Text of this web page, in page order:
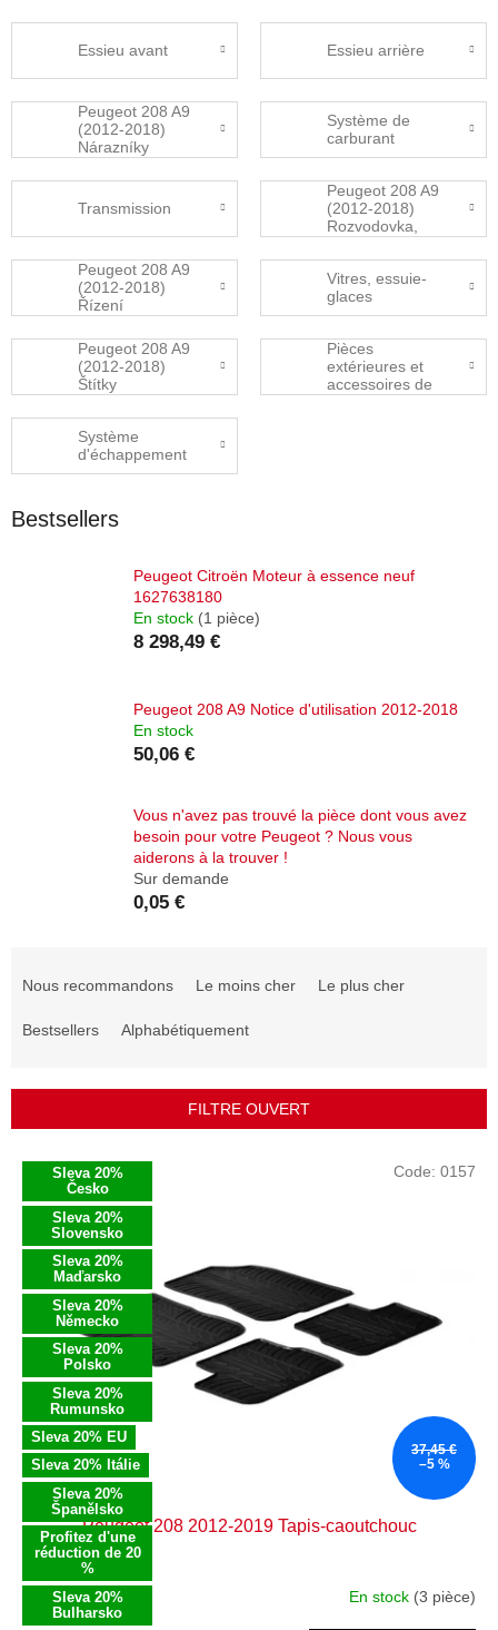
Essieu avant Essieu arrière
Peugeot 208 A9
(2012-2018)
Nárazníky
Système de
carburant
Transmission
Peugeot 208 A9
(2012-2018)
Rozvodovka,
převodovka
Peugeot 208 A9
(2012-2018)
Řízení
Vitres, essuie-
glaces
Peugeot 208 A9
(2012-2018)
Štítky
Pièces
extérieures et
accessoires de
Système
d'échappement
Bestsellers
Peugeot Citroën Moteur à essence neuf
1627638180
En stock (1 pièce)
8 298,49 €
Peugeot 208 A9 Notice d'utilisation 2012-2018
En stock
50,06 €
Vous n'avez pas trouvé la pièce dont vous avez
besoin pour votre Peugeot ? Nous vous
aiderons à la trouver !
Sur demande
0,05 €
r
Nous recommandons Le moins cher Le plus cher
Bestsellers Alphabétiquement
FILTRE OUVERT
Sleva 20%
Česko
Sleva 20%
Slovensko
Sleva 20%
Maďarsko
Sleva 20%
Německo
Sleva 20%
Polsko
Sleva 20%
Rumunsko
Sleva 20% EU
Sleva 20% Itálie
Sleva 20%
Španělsko
Profitez d'une
réduction de 20
%
Sleva 20%
Bulharsko
37,45 €
–5 %
Peugeot 208 2012-2019 Tapis-caoutchouc
En stock (3 pièce)
Code: 0157